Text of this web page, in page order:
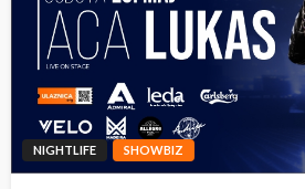
NIGHTLIFE SHOWBIZ